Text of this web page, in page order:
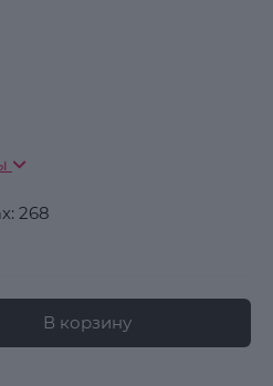
268
В корзину